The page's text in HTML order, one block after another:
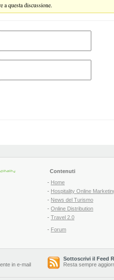
a questa discussione.
Contenuti
- Home
- Hospitality Online
- News del Turismo
- Online Distribution
- Travel 2.0
- Forum
in e-mail
Sottoscrivi il Feed
Resta sempre